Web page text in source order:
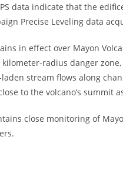
data indicate that the
Precise Leveling data
in effect over Mayon
radius danger
stream flows along
to the volcano’s
close monitoring of